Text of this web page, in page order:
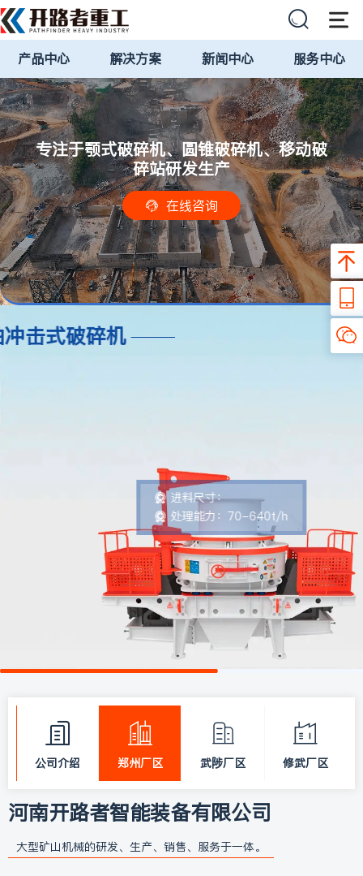
首
页
关
于
我
方
新
闻
产品中心 解决方案 新闻中心 服务中心
专注于颚式破碎机、圆锥破碎机、移动破
碎站研发生产
在线咨询
VSI系列立轴冲击式破碎机
处理能力：70-640t/h
公司介绍 郑州厂区 武陟厂区 修武厂区
河南开路者智能装备有限公司
大型矿山机械的研发、生产、销售、服务于一体。